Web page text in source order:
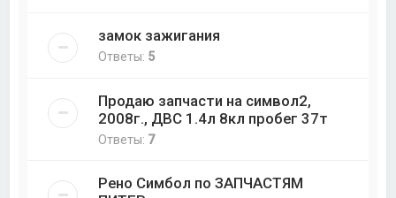
замок зажигания
Ответы: 5
Продаю запчасти на символ2,
2008г., ДВС 1.4л 8кл пробег 37т
Ответы: 7
Рено Симбол по ЗАПЧАСТЯМ